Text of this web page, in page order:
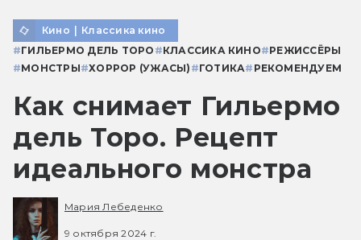
Кино | Классика кино
#ГИЛЬЕРМО ДЕЛЬ ТОРО #КЛАССИКА КИНО#РЕЖИССЁРЫ
#МОНСТРЫ#ХОРРОР (УЖАСЫ) #ГОТИКА# РЕКОМЕНДУЕМ
Как снимает Гильермо
дель Торо. Рецепт
идеального монстра
Мария Лебеденко
9 октября 2024 г.